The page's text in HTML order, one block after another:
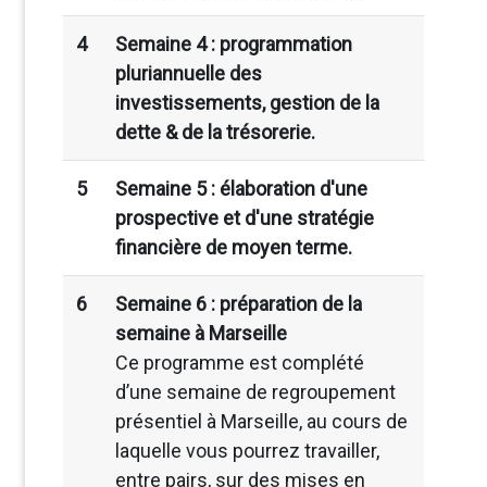
4
Semaine 4 : programmation
pluriannuelle des
investissements, gestion de la
dette & de la trésorerie.
5
Semaine 5 : élaboration d'une
prospective et d'une stratégie
financière de moyen terme.
6
Semaine 6 : préparation de la
semaine à Marseille
Ce programme est complété
d’une semaine de regroupement
présentiel à Marseille, au cours de
laquelle vous pourrez travailler,
entre pairs, sur des mises en